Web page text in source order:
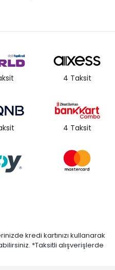
4 Taksit
4 Taksit
kredi kartınızı kullanarak
*Taksitli alışverişlerde